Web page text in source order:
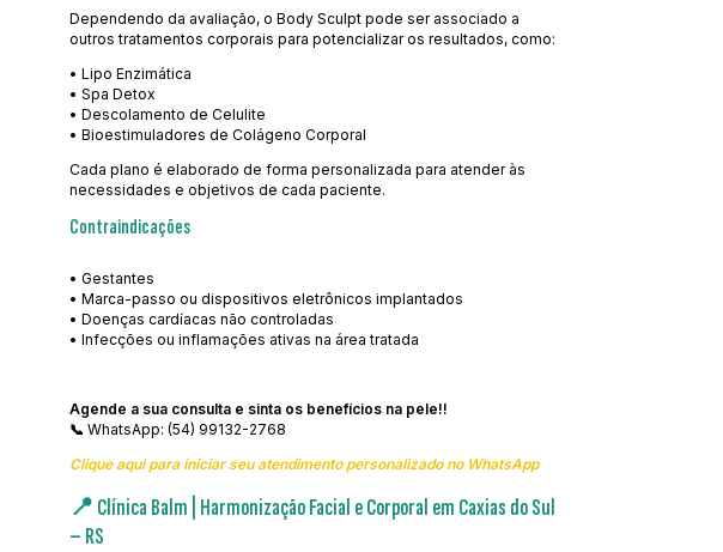
Dependendo da avaliação, o Body Sculpt pode ser associado a
outros tratamentos corporais para potencializar os resultados, como:
• Lipo Enzimática
• Spa Detox
• Descolamento de Celulite
• Bioestimuladores de Colágeno Corporal
Cada plano é elaborado de forma personalizada para atender às
necessidades e objetivos de cada paciente.
Contraindicações
• Gestantes
• Marca-passo ou dispositivos eletrônicos implantados
• Doenças cardíacas não controladas
• Infecções ou inflamações ativas na área tratada
Agende a sua consulta e sinta os benefícios na pele!!
📞 WhatsApp: (54) 99132-2768
Clique aqui para iniciar seu atendimento personalizado no WhatsApp
📍 Clínica Balm | Harmonização Facial e Corporal em Caxias do Sul
– RS